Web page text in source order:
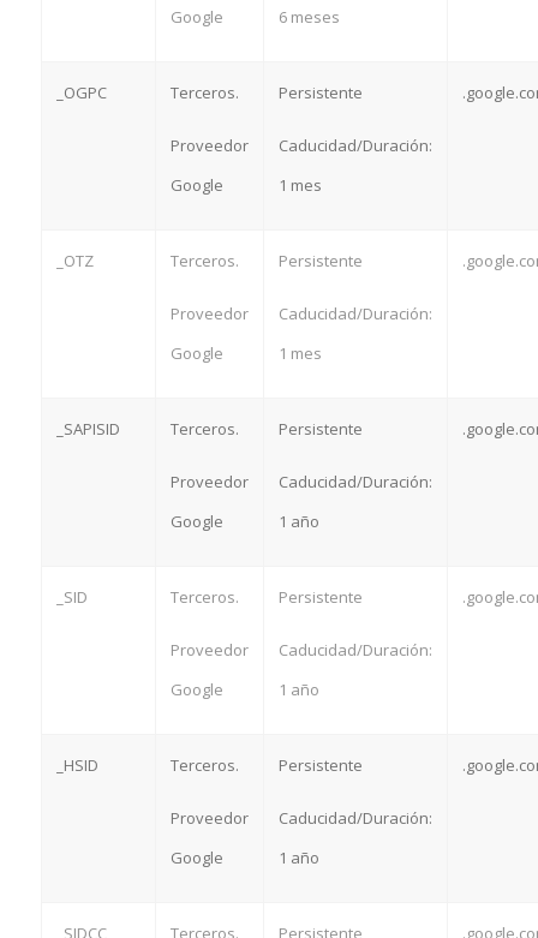
Google
6 meses
_OGPC Terceros.
Proveedor
Google
Persistente
Caducidad/Duración:
1 mes
_OTZ Terceros.
Proveedor
Google
Persistente
Caducidad/Duración:
1 mes
_SAPISID Terceros.
Proveedor
Google
Persistente
Caducidad/Duración:
1 año
_SID Terceros.
Proveedor
Google
Persistente
Caducidad/Duración:
1 año
_HSID Terceros.
Proveedor
Google
Persistente
Caducidad/Duración:
1 año
_SIDCC Terceros. Persistente